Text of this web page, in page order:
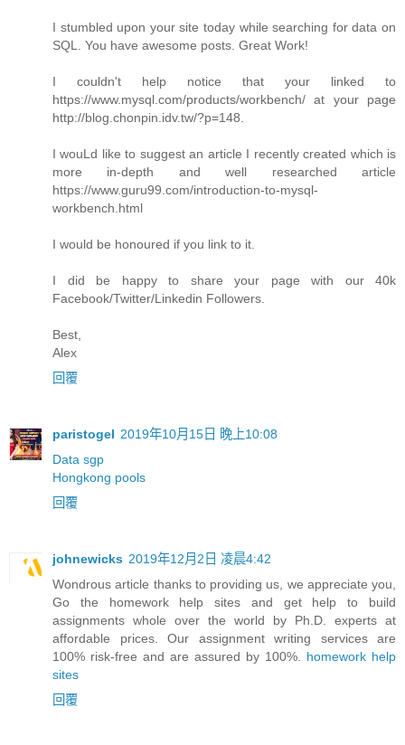
I stumbled upon your site today while searching for data on
SQL. You have awesome posts. Great Work!
I couldn't help notice that your linked to
https://www.mysql.com/products/workbench/ at your page
http://blog.chonpin.idv.tw/?p=148.
I wouLd like to suggest an article I recently created which is
more in-depth and well researched article
https://www.guru99.com/introduction-to-mysql-
workbench.html
I would be honoured if you link to it.
I did be happy to share your page with our 40k
Facebook/Twitter/Linkedin Followers.
Best,
Alex
回覆
paristogel 2019年10月15日 晚上10:08
Data sgp
Hongkong pools
回覆
johnewicks 2019年12月2日 凌晨4:42
Wondrous article thanks to providing us, we appreciate you,
Go the homework help sites and get help to build
assignments whole over the world by Ph.D. experts at
affordable prices. Our assignment writing services are
100% risk-free and are assured by 100%. homework help
sites
回覆